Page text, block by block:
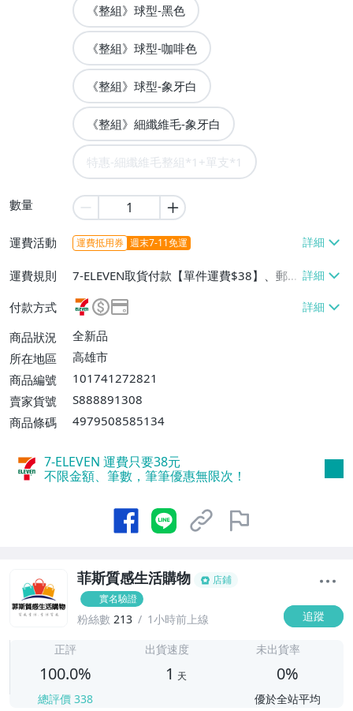
《整組》球型-黑色
《整組》球型-咖啡色
《整組》球型-象牙白
《整組》細纖維毛-象牙白
特惠-細纖維毛整組*1+單支*1
數量
運費活動 運費抵用券 週末7-11免運
運費規則
7-ELEVEN取貨付款【單件運費$38】、郵局
掛號【單件運費$80】、離島配送【單件運
費$80】
付款方式
商品狀況
全新品
所在地區
高雄市
商品編號
101741272821
賣家貨號
S888891308
商品條碼
4979508585134
7-ELEVEN 運費只要38元
不限金額、筆數，筆筆優惠無限次！
菲斯質感生活購物
店鋪
實名驗證
粉絲數 213 1小時前上線 追蹤
正評
100.0%
總評價 338
出貨速度
1 天
未出貨率
0%
優於全站平均